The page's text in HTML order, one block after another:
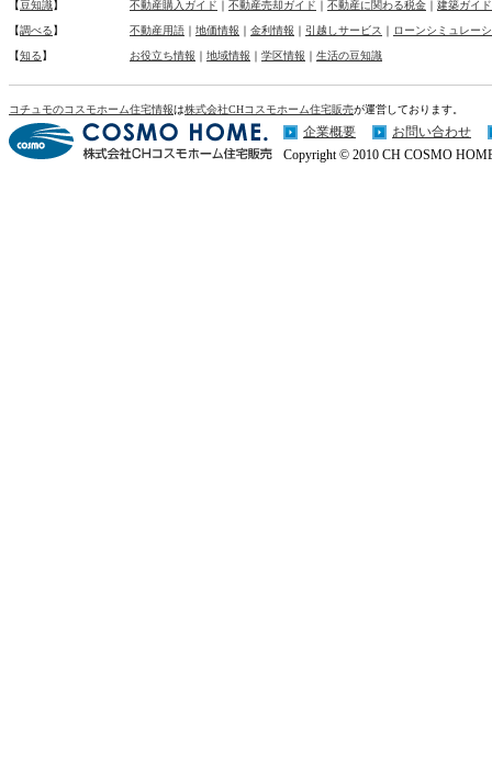
【豆知識】 不動産購入ガイド ｜ 不動産売却ガイド ｜ 不動産に関わる税金 ｜ 建築ガイド
【調べる】 不動産用語 ｜ 地価情報 ｜ 金利情報 ｜ 引越しサービス ｜ ローンシミュレー
【知る】 お役立ち情報 ｜ 地域情報 ｜ 学区情報 ｜ 生活の豆知識
コチュモのコスモホーム住宅情報は株式会社CHコスモホーム住宅販売が運営しております。
企業概要
お問い合わせ
Copyright © 2010 CH COSMO